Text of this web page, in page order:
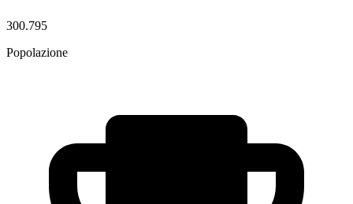
300.795
Popolazione